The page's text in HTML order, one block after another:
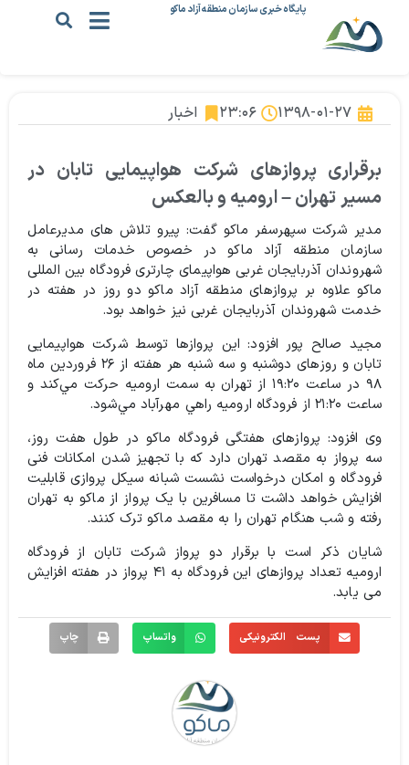
پایگاه خبری سازمان منطقه آزاد ماکو
۱۳۹۸-۰۱-۲۷ ۲۳:۰۶ اخبار
برقراری پروازهای شرکت هواپیمایی تابان در
مسیر تهران – ارومیه و بالعکس
مدیر شرکت سپهرسفر ماکو گفت: پیرو تلاش های مدیرعامل
سازمان منطقه آزاد ماکو در خصوص خدمات رسانی به
شهروندان آذربایجان غربی هواپیمای چارتری فرودگاه بین المللی
ماکو علاوه بر پروازهای منطقه آزاد ماکو دو روز در هفته در
خدمت شهروندان آذربایجان غربی نیز خواهد بود.
مجید صالح پور افزود: این پروازها توسط شرکت هواپیمایی
تابان و روزهای دوشنبه و سه شنبه هر هفته از ۲۶ فروردین ماه
۹۸ در ساعت ۱۹:۲۰ از تهران به سمت ارومیه حركت مي
كند و
ساعت ۲۱:۲۰ از فرودگاه ارومیه راهي مهرآباد مي
شود.
وی افزود: پروازهای هفتگی فرودگاه ماکو در طول هفت روز،
سه پرواز به مقصد تهران دارد که با تجهیز شدن امکانات فنی
فرودگاه و امکان درخواست نشست شبانه سیکل پروازی قابلیت
افزایش خواهد داشت تا مسافرین با یک پرواز از ماکو به تهران
رفته و شب هنگام تهران را به مقصد ماکو ترک کنند.
شایان ذکر است با برقرار دو پرواز شرکت تابان از فرودگاه
ارومیه تعداد پروازهای این فرودگاه به ۴۱ پرواز در هفته افزایش
می یابد.
پست الکترونیکی واتساپ چاپ